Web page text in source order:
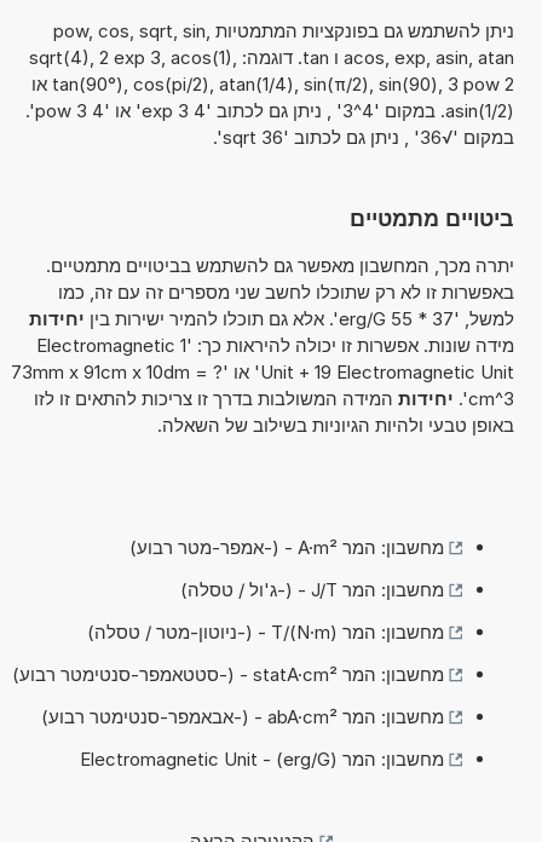
ניתן להשתמש גם בפונקציות המתמטיות pow, cos, sqrt, sin,
acos, exp, asin, atan ו tan. דוגמה: sqrt(4), 2 exp 3, acos(1),
tan(90°), cos(pi/2), atan(1/4), sin(π/2), sin(90), 3 pow 2 או
asin(1/2). במקום '4^3' , ניתן גם לכתוב '4 exp 3' או '4 pow 3'.
במקום '√36' , ניתן גם לכתוב 'sqrt 36'.
ביטויים מתמטיים
יתרה מכך, המחשבון מאפשר גם להשתמש בביטויים מתמטיים.
באפשרות זו לא רק שתוכלו לחשב שני מספרים זה עם זה, כמו
למשל, '37 * 55 erg/G'. אלא גם תוכלו להמיר ישירות בין
יחידות
מידה שונות. אפשרות זו יכולה להיראות כך: '1 Electromagnetic
Unit + 19 Electromagnetic Unit' או '73mm x 91cm x 10dm = ?
cm^3'.
יחידות המידה המשולבות בדרך זו צריכות להתאים זו לזו
באופן טבעי ולהיות הגיוניות בשילוב של השאלה.
מחשבון: המר A·m² - (-אמפר-מטר רבוע)
מחשבון: המר J/T - (-ג'ול / טסלה)
מחשבון: המר (N·m)/T - (-ניוטון-מטר / טסלה)
מחשבון: המר statA·cm² - (-סטטאמפר-סנטימטר רבוע)
מחשבון: המר abA·cm² - (-אבאמפר-סנטימטר רבוע)
מחשבון: המר Electromagnetic Unit - (erg/G)